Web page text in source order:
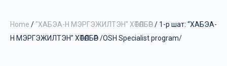
Home / "ХАБЭА-Н МЭРГЭЖИЛТЭН" ХӨТӨЛБӨР/ 1-р шат: “ХАБЭА-
Н МЭРГЭЖИЛТЭН” ХӨТӨЛБӨР /OSH Specialist program/